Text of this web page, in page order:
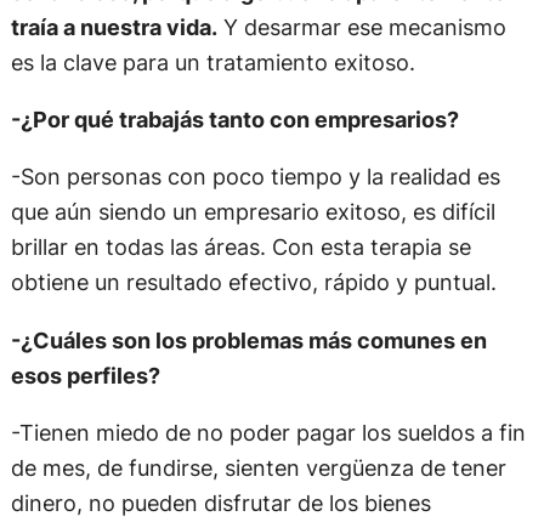
traía a nuestra vida.Y desarmar ese mecanismo
es la clave para un tratamiento exitoso.
-¿Por qué trabajás tanto con empresarios?
-Son personas con poco tiempo y la realidad es
que aún siendo un empresario exitoso, es difícil
brillar en todas las áreas. Con esta terapia se
obtiene un resultado efectivo, rápido y puntual.
-¿Cuáles son los problemas más comunes en
esos perfiles?
-Tienen miedo de no poder pagar los sueldos a fin
de mes, de fundirse, sienten vergüenza de tener
dinero, no pueden disfrutar de los bienes